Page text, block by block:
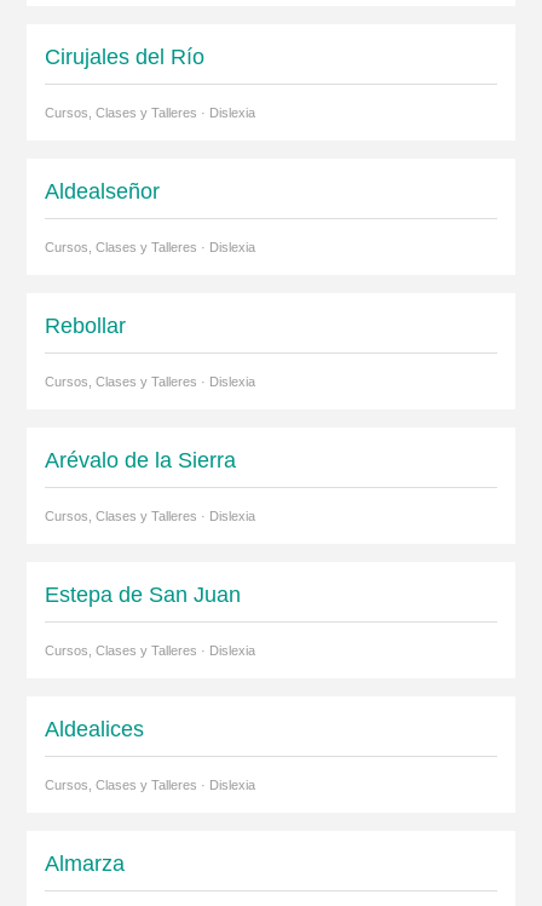
Cirujales del Río
Cursos, Clases y Talleres · Dislexia
Aldealseñor
Cursos, Clases y Talleres · Dislexia
Rebollar
Cursos, Clases y Talleres · Dislexia
Arévalo de la Sierra
Cursos, Clases y Talleres · Dislexia
Estepa de San Juan
Cursos, Clases y Talleres · Dislexia
Aldealices
Cursos, Clases y Talleres · Dislexia
Almarza